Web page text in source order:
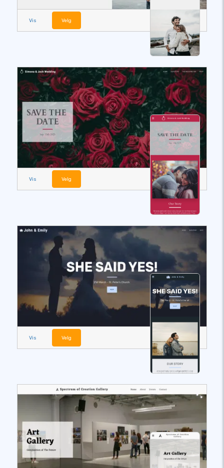
Vis Velg
Vis Velg
Vis Velg